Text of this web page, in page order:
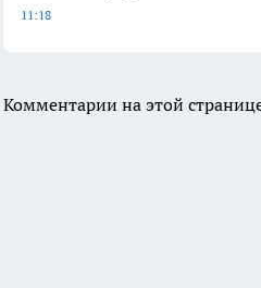
11:18
Комментарии на этой